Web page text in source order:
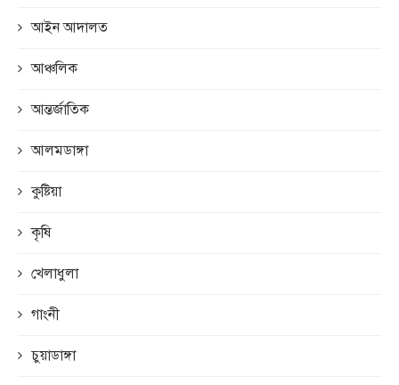
আইন আদালত
আঞ্চলিক
আন্তর্জাতিক
আলমডাঙ্গা
কুষ্টিয়া
কৃষি
খেলাধুলা
গাংনী
চুয়াডাঙ্গা